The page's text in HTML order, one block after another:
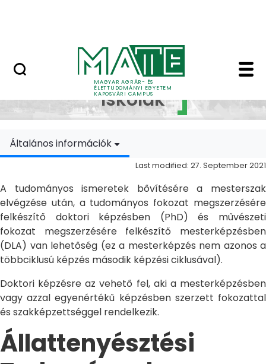
MAGYAR AGRÁR- ÉS
ÉLETTUDOMÁNYI EGYETEM
KAPOSVÁRI CAMPUS
Doktori Iskolák -
Doktori
Iskolák
Általános információk
Last modified: 27. September 2021
A tudományos ismeretek bővítésére a mesterszak
elvégzése után, a tudományos fokozat megszerzésére
felkészítő doktori képzésben (PhD) és művészeti
fokozat megszerzésére felkészítő mesterképzésben
(DLA) van lehetőség (ez a mesterképzés nem azonos a
többciklusú képzés második képzési ciklusával).
Doktori képzésre az vehető fel, aki a mesterképzésben
vagy azzal egyenértékű képzésben szerzett fokozattal
és szakképzettséggel rendelkezik.
Állattenyésztési